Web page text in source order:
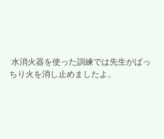
ちり火を消し止めましたよ。